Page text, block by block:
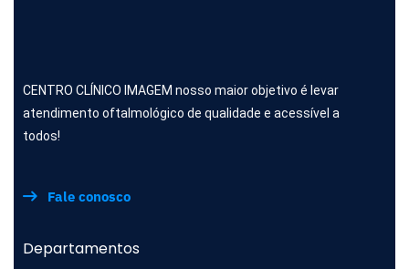
CENTRO CLÍNICO IMAGEM nosso maior objetivo é levar
atendimento oftalmológico de qualidade e acessível a
todos!
Fale conosco
Departamentos